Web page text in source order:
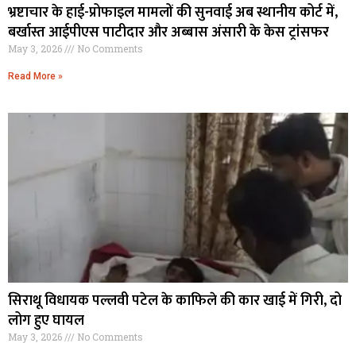
भ्रष्टाचार के हाई-प्रोफाइल मामलों की सुनवाई अब स्थानीय कोर्ट में,
बर्खास्त आईपीएस पाटीदार और अब्बास अंसारी के केस ट्रांसफर
May 3, 2026 No Comments
Read More »
सिराथू विधायक पल्लवी पटेल के काफिले की कार खाई में गिरी, दो
लोग हुए घायल
May 3, 2026 No Comments